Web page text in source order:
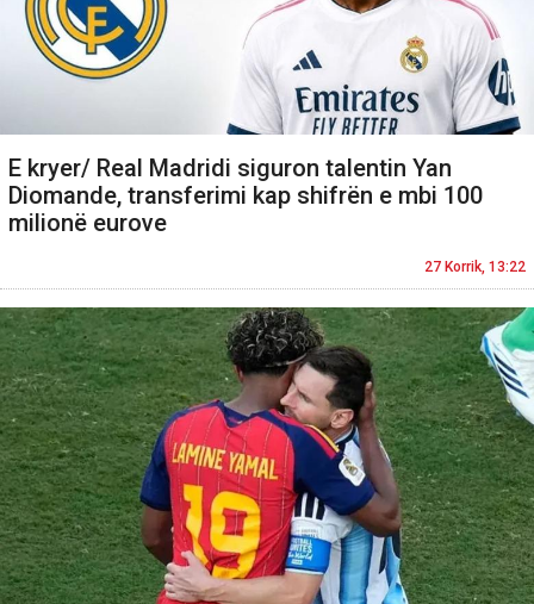
E kryer/ Real Madridi siguron talentin Yan
Diomande, transferimi kap shifrën e mbi 100
milionë eurove
27 Korrik, 13:22